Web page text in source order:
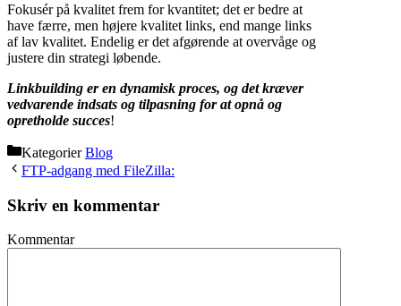
Fokusér på kvalitet frem for kvantitet; det er bedre at
have færre, men højere kvalitet links, end mange links
af lav kvalitet. Endelig er det afgørende at overvåge og
justere din strategi løbende.
Linkbuilding er en dynamisk proces, og det kræver
vedvarende indsats og tilpasning for at opnå og
opretholde succes!
KategorierBlog
FTP-adgang med FileZilla:
Skriv en kommentar
Kommentar